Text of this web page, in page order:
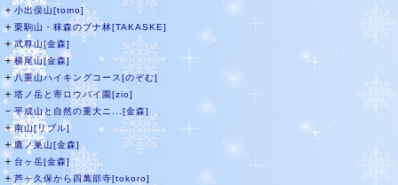
＋ 小出俣山[tomo]
＋ 栗駒山・秣森のブナ林[TAKASKE]
＋武尊山[金森]
＋横尾山[金森]
＋八重山ハイキングコース[のぞむ]
＋ 塔ノ岳と寄ロウバイ園[zio]
－平成山と自然の重大ニ...[金森]
＋南山[リブル]
＋鷹ノ巣山[金森]
＋ 台ヶ岳[金森]
＋ 芦ヶ久保から四萬部寺[tokoro]